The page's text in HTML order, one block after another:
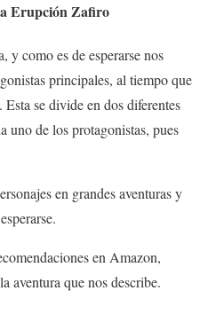
Erupción Zafiro
y como es de esperarse nos
principales, al tiempo que
se divide en dos diferentes
uno de los protagonistas, pues
en grandes aventuras y
en Amazon,
aventura que nos describe.